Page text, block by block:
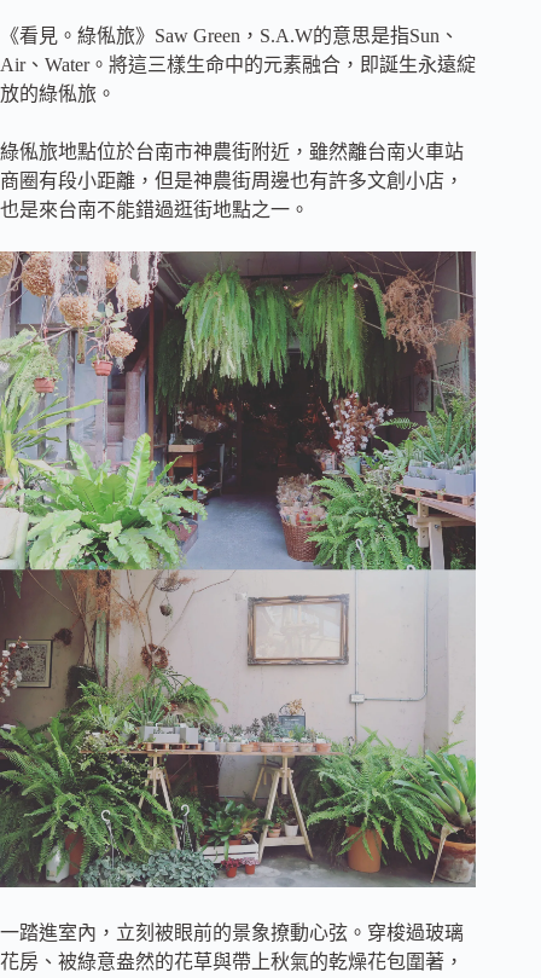
《看見。綠俬旅》Saw Green，S.A.W的意思是指Sun、
Air、Water。將這三樣生命中的元素融合，即誕生永遠綻
放的綠俬旅。
綠俬旅地點位於台南市神農街附近，雖然離台南火車站
商圈有段小距離，但是神農街周邊也有許多文創小店，
也是來台南不能錯過逛街地點之一。
一踏進室內，立刻被眼前的景象撩動心弦。穿梭過玻璃
花房、被綠意盎然的花草與帶上秋氣的乾燥花包圍著，